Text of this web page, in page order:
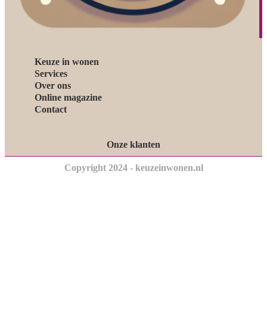
Keuze in wonen
Services
Over ons
Online magazine
Contact
Onze klanten
Copyright 2024 - keuzeinwonen.nl